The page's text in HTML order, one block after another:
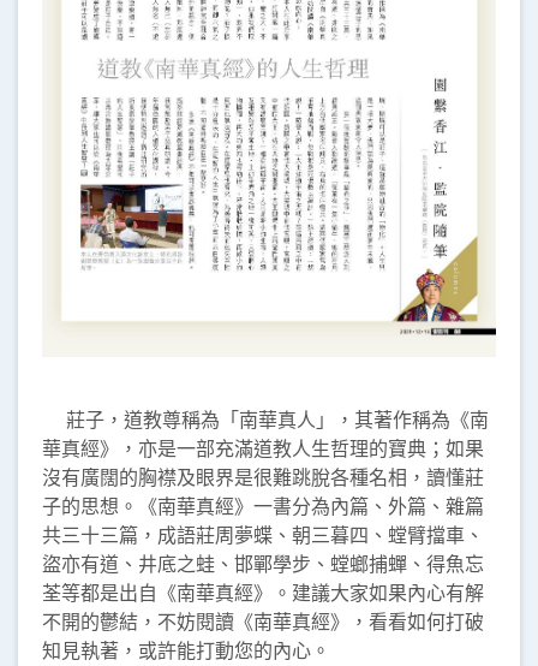
莊子，道教尊稱為「南華真人」，其著作稱為《南
華真經》，亦是一部充滿道教人生哲理的寶典；如果
沒有廣闊的胸襟及眼界是很難跳脫各種名相，讀懂莊
子的思想。《南華真經》一書分為內篇、外篇、雜篇
共三十三篇，成語莊周夢蝶、朝三暮四、螳臂擋車、
盜亦有道、井底之蛙、邯鄲學步、螳螂捕蟬、得魚忘
荃等都是出自《南華真經》。建議大家如果內心有解
不開的鬱結，不妨閱讀《南華真經》，看看如何打破
知見執著，或許能打動您的內心。